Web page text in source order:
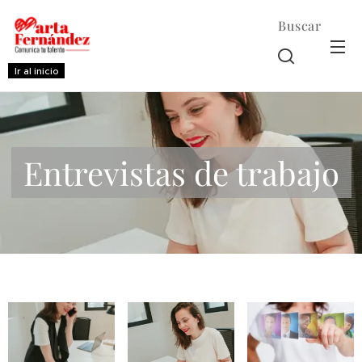
Ir al inicio
Buscar
Entrevistas de trabajo